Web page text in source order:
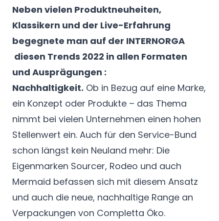
Neben vielen Produktneuheiten,
Klassikern und der Live-Erfahrung
begegnete man auf der INTERNORGA
diesen Trends 2022 in allen Formaten
und Ausprägungen :
Nachhaltigkeit. Ob in Bezug auf eine Marke,
ein Konzept oder Produkte – das Thema
nimmt bei vielen Unternehmen einen hohen
Stellenwert ein. Auch für den Service-Bund
schon längst kein Neuland mehr: Die
Eigenmarken Sourcer, Rodeo und auch
Mermaid befassen sich mit diesem Ansatz
und auch die neue, nachhaltige Range an
Verpackungen von Completta Öko.